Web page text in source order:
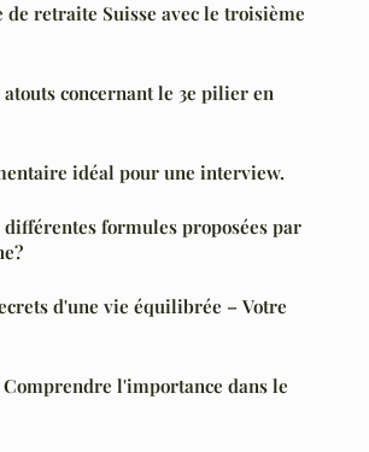
de retraite Suisse avec le troisième
concernant le 3e pilier en
idéal pour une interview.
différentes formules proposées par
d'une vie équilibrée – Votre
l'importance dans le